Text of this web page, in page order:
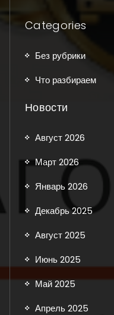
Categories
Без рубрики
Что разбираем
Новости
Август 2026
Март 2026
Январь 2026
Декабрь 2025
Август 2025
Июнь 2025
Май 2025
Апрель 2025